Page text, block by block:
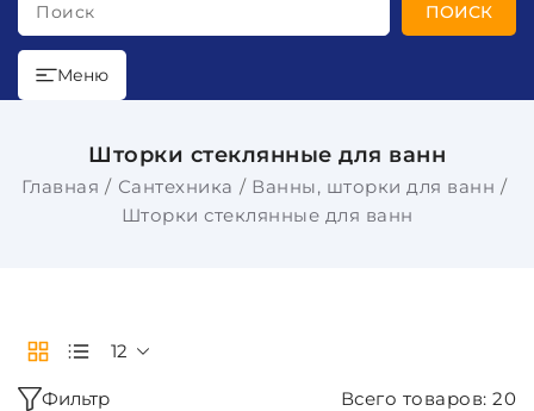
Поиск ПОИСК
Меню
Шторки стеклянные для ванн
Главная Сантехника
Ванны, шторки для ванн
Шторки стеклянные для ванн
Фильтр Всего товаров: 20
12